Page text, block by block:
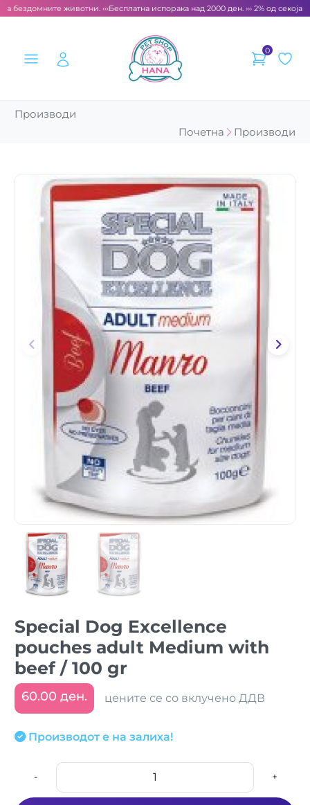
бездомните животни. ‹‹‹ Бесплатна испорака над 2000 ден. ››› 2% од секоја
0
Производи
Почетна
Производи
Special Dog Excellence
pouches adult Medium with
beef / 100 gr
60.00 ден. цените се со вклучено ДДВ
Производот е на залиха!
- +